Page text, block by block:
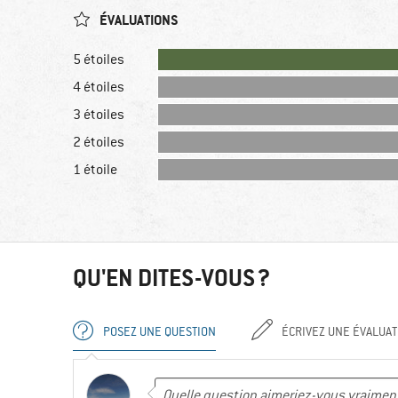
ÉVALUATIONS
5 étoiles
4 étoiles
3 étoiles
2 étoiles
1 étoile
QU'EN DITES-VOUS ?
POSEZ UNE QUESTION ÉCRIVEZ UNE